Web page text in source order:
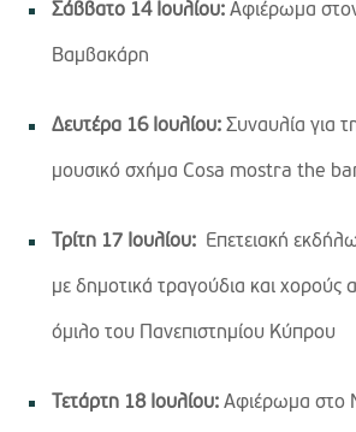
Σάββατο 14 Ιουλίου:Αφιέρωμα
Βαμβακάρη
Δευτέρα 16 Ιουλίου: Συναυλία για
μουσικό σχήμα Cosa mostra the
Τρίτη 17 Ιουλίου: Επετειακή
με δημοτικά τραγούδια και χορούς
όμιλο του Πανεπιστημίου Κύπρου
Τετάρτη 18 Ιουλίου:Αφιέρωμα στο